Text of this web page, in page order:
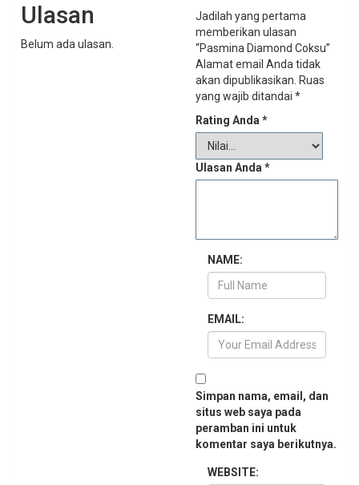
Ulasan
Belum ada ulasan.
Jadilah yang pertama
memberikan ulasan
“Pasmina Diamond Coksu”
Alamat email Anda tidak
akan dipublikasikan. Ruas
yang wajib ditandai *
Rating Anda*
Ulasan Anda*
NAME:
EMAIL:
Simpan nama, email, dan
situs web saya pada
peramban ini untuk
komentar saya berikutnya.
WEBSITE: